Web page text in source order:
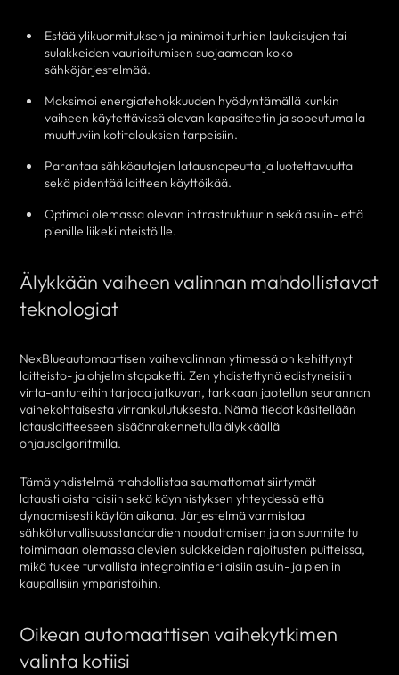
Estää ylikuormituksen ja minimoi turhien laukaisujen tai
sulakkeiden vaurioitumisen suojaamaan koko
sähköjärjestelmää.
Maksimoi energiatehokkuuden hyödyntämällä kunkin
vaiheen käytettävissä olevan kapasiteetin ja sopeutumalla
muuttuviin kotitalouksien tarpeisiin.
Parantaa sähköautojen latausnopeutta ja luotettavuutta
sekä pidentää laitteen käyttöikää.
Optimoi olemassa olevan infrastruktuurin sekä asuin- että
pienille liikekiinteistöille.
Älykkään vaiheen valinnan mahdollistavat
teknologiat
NexBlueautomaattisen vaihevalinnan ytimessä on kehittynyt
laitteisto- ja ohjelmistopaketti. Zen yhdistettynä edistyneisiin
virta-antureihin tarjoaa jatkuvan, tarkkaan jaotellun seurannan
vaihekohtaisesta virrankulutuksesta. Nämä tiedot käsitellään
latauslaitteeseen sisäänrakennetulla älykkäällä
ohjausalgoritmilla.
Tämä yhdistelmä mahdollistaa saumattomat siirtymät
lataustiloista toisiin sekä käynnistyksen yhteydessä että
dynaamisesti käytön aikana. Järjestelmä varmistaa
sähköturvallisuusstandardien noudattamisen ja on suunniteltu
toimimaan olemassa olevien sulakkeiden rajoitusten puitteissa,
mikä tukee turvallista integrointia erilaisiin asuin- ja pieniin
kaupallisiin ympäristöihin.
Oikean automaattisen vaihekytkimen
valinta kotiisi